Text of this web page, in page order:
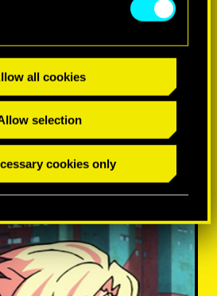
all cookies
selection
cookies only
INFORMACIÓN